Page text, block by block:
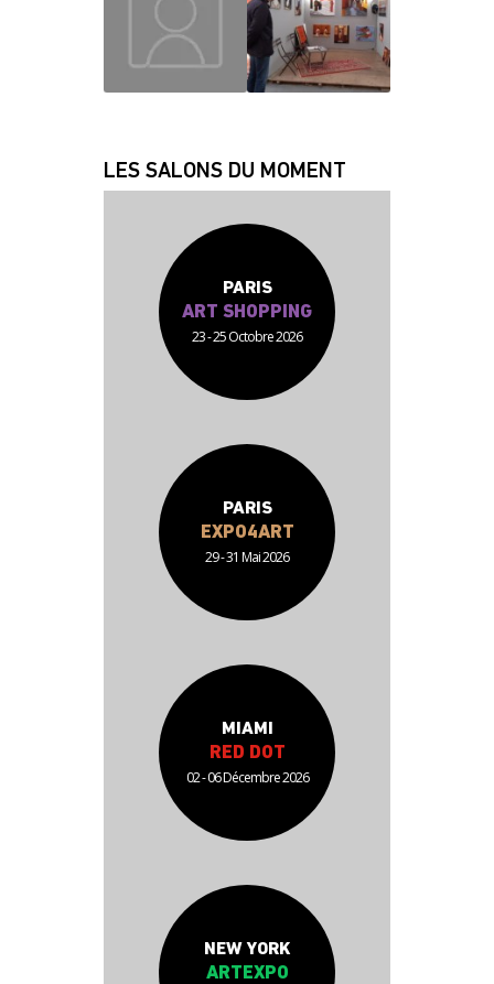
LES SALONS DU MOMENT
PARIS
ART SHOPPING
23 - 25 Octobre 2026
PARIS
EXPO4ART
29 - 31 Mai 2026
MIAMI
RED DOT
02 - 06 Décembre 2026
NEW YORK
ARTEXPO